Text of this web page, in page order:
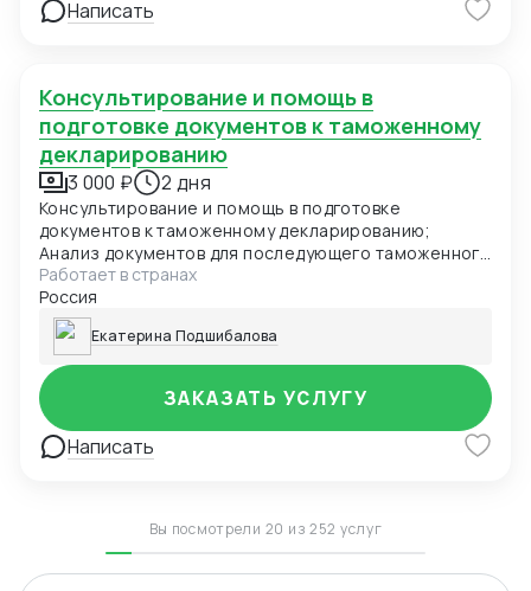
Написать
Консультирование и помощь в
подготовке документов к таможенному
декларированию
3 000 ₽ 2 дня
Консультирование и помощь в подготовке
документов к таможенному декларированию;
Анализ документов для последующего таможенного
декларирования
Работает в странах
Россия
Екатерина Подшибалова
Написать
ЗАКАЗАТЬ УСЛУГУ
Вы посмотрели 20 из 252 услуг